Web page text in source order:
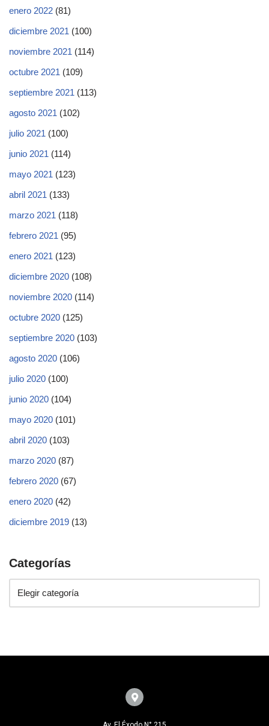
enero 2022 (81)
diciembre 2021 (100)
noviembre 2021 (114)
octubre 2021 (109)
septiembre 2021 (113)
agosto 2021 (102)
julio 2021 (100)
junio 2021 (114)
mayo 2021 (123)
abril 2021 (133)
marzo 2021 (118)
febrero 2021 (95)
enero 2021 (123)
diciembre 2020 (108)
noviembre 2020 (114)
octubre 2020 (125)
septiembre 2020 (103)
agosto 2020 (106)
julio 2020 (100)
junio 2020 (104)
mayo 2020 (101)
abril 2020 (103)
marzo 2020 (87)
febrero 2020 (67)
enero 2020 (42)
diciembre 2019 (13)
Categorías